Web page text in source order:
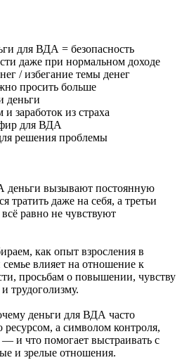
для ВДА = безопасность
даже при нормальном доходе
/ избегание темы денег
просить больше
деньги
заработок из страха
для ВДА
решения проблемы
вызывают постоянную
тратить даже на себя, а третьи
равно не чувствуют
как опыт взросления в
влияет на отношение к
просьбам о повышении, чувству
трудоголизму.
деньги для ВДА часто
ресурсом, а символом контроля,
и что помогает выстраивать с
и зрелые отношения.